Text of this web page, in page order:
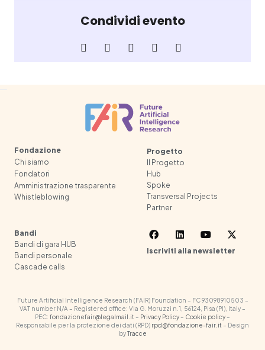
Condividi evento
Fondazione
Chi siamo
Fondatori
Amministrazione trasparente
Whistleblowing
Progetto
Il Progetto
Hub
Spoke
Transversal Projects
Partner
Bandi
Bandi di gara HUB
Bandi personale
Cascade calls
Iscriviti alla newsletter
Future Artificial Intelligence Research (FAIR) Foundation – FC 93098910503 –
VAT number N/A – Registered office: Via G. Moruzzi n.1, 56124, Pisa (PI), Italy –
PEC: fondazionefair@legalmail.it – Privacy Policy– Cookie policy–
Responsabile per la protezione dei dati (RPD) rpd@fondazione-fair.it – Design
byTracce